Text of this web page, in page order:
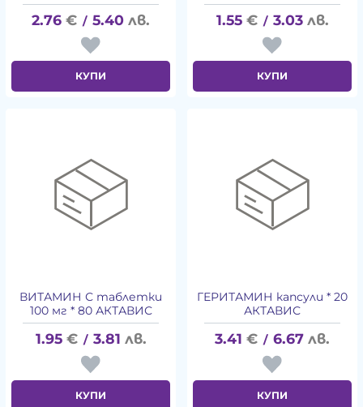
2.76 € / 5.40 лв.
КУПИ
1.55 € / 3.03 лв.
КУПИ
ВИТАМИН С таблетки
100 мг * 80 АКТАВИС
1.95 € / 3.81 лв.
КУПИ
ГЕРИТАМИН капсули * 20
АКТАВИС
3.41 € / 6.67 лв.
КУПИ